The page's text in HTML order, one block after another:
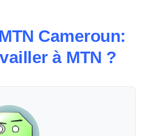
Cameroun:
à MTN ?